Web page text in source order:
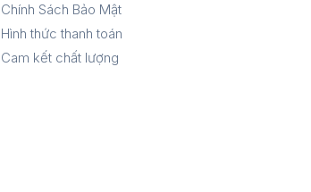
Chính Sách Bảo Mật
Hình thức thanh toán
Cam kết chất lượng